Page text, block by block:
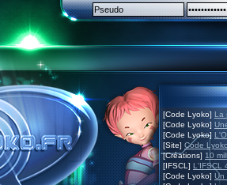
[Code Lyoko] La
[Code Lyoko]
[Code Lyoko]
[Site] Code
[Créations] 10
[IFSCL] L'IFSCL
[Code Lyoko] Un